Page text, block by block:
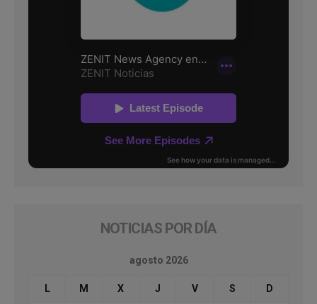
NOTICIAS POR DÍA
agosto 2026
L M X J V S D